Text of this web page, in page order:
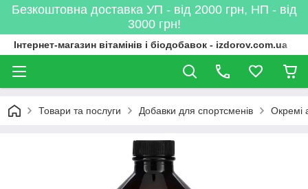
Безкоштовна доставка УП - від 2000 грн, НП - від
3000 грн!
Інтернет-магазин вітамінів і біодобавок - izdorov.com.ua
Товари та послуги Добавки для спортсменів Окремі